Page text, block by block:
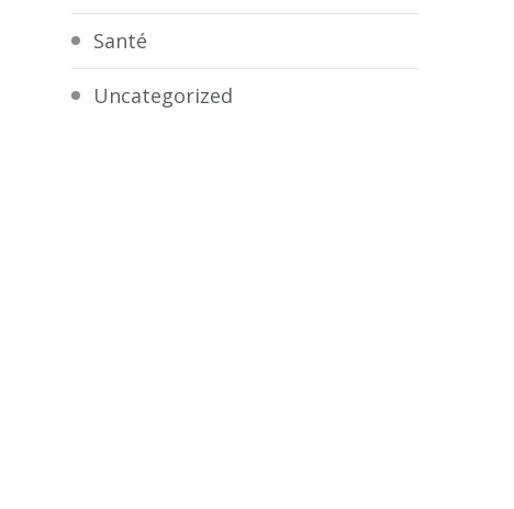
Santé
Uncategorized